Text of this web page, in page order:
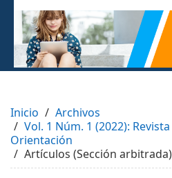
Inicio
Archivos
Vol. 1 Núm. 1 (2022):
Orientación
Artículos (Sección arbitrada)